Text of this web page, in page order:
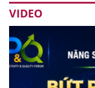
VIDEO